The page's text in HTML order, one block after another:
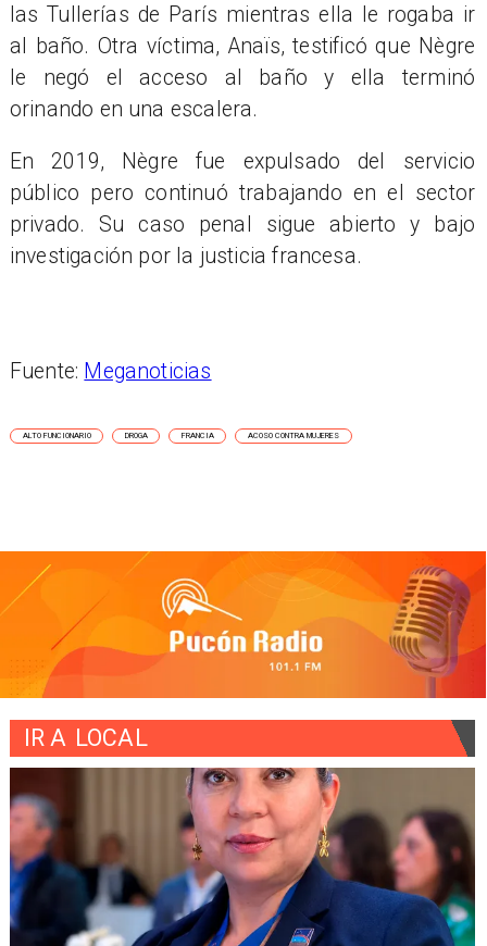
las Tullerías de París mientras ella le rogaba ir
al baño. Otra víctima, Anaïs, testificó que Nègre
le negó el acceso al baño y ella terminó
orinando en una escalera.
En 2019, Nègre fue expulsado del servicio
público pero continuó trabajando en el sector
privado. Su caso penal sigue abierto y bajo
investigación por la justicia francesa.
Fuente: Meganoticias
ALTO FUNCIONARIO DROGA FRANCIA ACOSO CONTRA MUJERES
IR A LOCAL